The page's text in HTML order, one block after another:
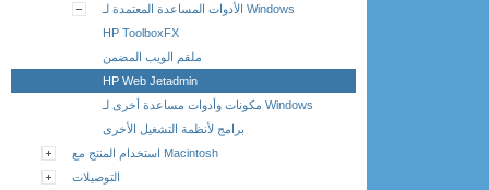
الأدوات المساعدة المعتمدة لـ Windows
HP ToolboxFX
ملقم الويب المضمن
HP Web Jetadmin
مكونات وأدوات مساعدة أخرى لـ Windows
برامج لأنظمة التشغيل الأخرى
استخدام المنتج مع Macintosh
التوصيلات